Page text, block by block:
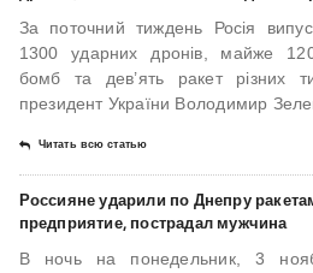
За поточний тиждень Росія
1300 ударних дронів, майже
бомб та дев’ять ракет різних
президент України Володимир
Читать всю статью
Россияне ударили по Днепру
предприятие, пострадал мужчина
В ночь на понедельник, 3